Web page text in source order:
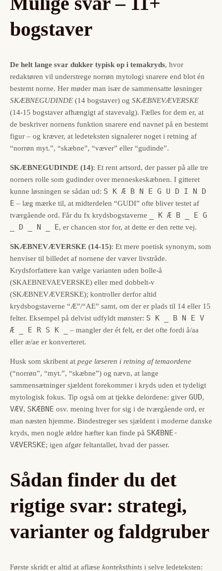
bogstaver
De helt lange svar dukker typisk op i temakryds, hvor
redaktøren vil understrege norrøn mytologi snarere end blot én
bestemt norne. Her møder man især de sammensatte løsninger
SKÆBNEGUDINDE (14 bogstaver) og SKÆBNEVÆVERSKE
(14-15 bogstaver afhængigt af stavevalg). Fælles for dem er, at
de beskriver nornens funktion snarere end navnet på en bestemt
figur – og kræver, at ledeteksten signalerer noget i retning af
“norrøn myt.”, “skæbne”, “væver” eller “gudinde”.
SKÆBNEGUDINDE (14): Et rent artsord, der passer på alle tre
norners rolle som gudinder over menneskeskæbnen. I gitteret
kunne løsningen se sådan ud: S K Æ B N E G U D I N D
E – læg mærke til, at midterdelen “GUDI” ofte bliver testet af
tværgående ord. Får du fx krydsbogstaverne
_ K Æ B _ E G
_ D _ N _ E, er chancen stor for, at dette er den rette vej.
SKÆBNEVÆVERSKE (14-15): Et mere poetisk synonym, som
henviser til billedet af nornene der væver livstråde.
Krydsforfattere kan vælge varianten uden bolle-å
(SKAEBNEVAEVERSKE) eller med dobbelt-v
(SKÆBNEVÆVERSKE); kontroller derfor altid
krydsbogstaverne “Æ”/“AE” samt, om der er plads til 14 eller 15
felter. Eksempel på delvist udfyldt mønster: S K _ B N E V
Æ _ E R S K _
– mangler der ét felt, er det ofte fordi å/aa
eller æ/ae er konverteret.
Husk som skribent at pege læseren i retning af temaordene
(“norrøn”, “myt.”, “skæbne”) og nævn, at lange
sammensætninger sjældent forekommer i kryds uden et tydeligt
mytologisk fokus. Tip også om at tjekke delordene: giver GUD,
VÆV, SKÆBNE osv. mening hver for sig i de tværgående ord, er
man næsten hjemme. Bindestreger ses sjældent i moderne danske
kryds, men nogle ældre hæfter kan finde på SKÆBNE-
VÆVERSKE; igen afgør feltantallet, hvad der passer.
Sådan finder du det
rigtige svar: strategi,
varianter og faldgruber
Første skridt er altid at aflæse konteksthints i selve ledeteksten: